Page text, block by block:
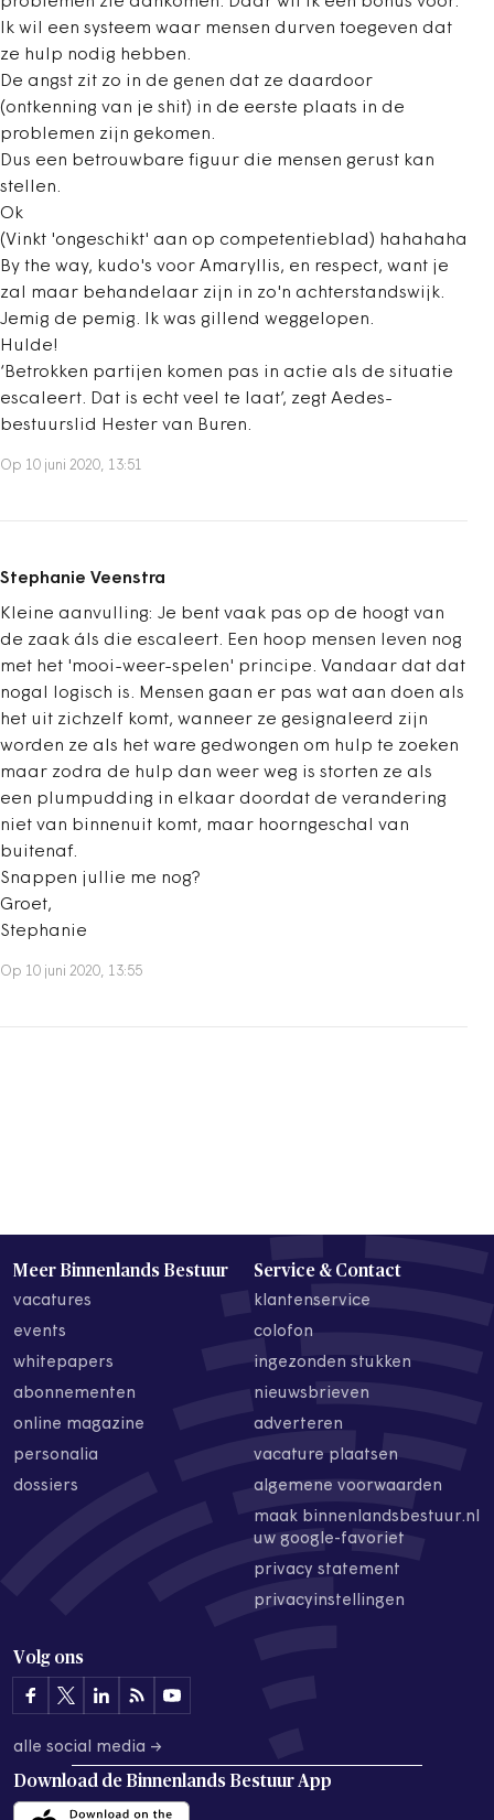
Ik wil een systeem waar mensen durven toegeven dat
ze hulp nodig hebben.
De angst zit zo in de genen dat ze daardoor
(ontkenning van je shit) in de eerste plaats in de
problemen zijn gekomen.
Dus een betrouwbare figuur die mensen gerust kan
stellen.
Ok
(Vinkt 'ongeschikt' aan op competentieblad) hahahaha
By the way, kudo's voor Amaryllis, en respect, want je
zal maar behandelaar zijn in zo'n achterstandswijk.
Jemig de pemig. Ik was gillend weggelopen.
Hulde!
‘Betrokken partijen komen pas in actie als de situatie
escaleert. Dat is echt veel te laat’, zegt Aedes-
bestuurslid Hester van Buren.
Op 10 juni 2020, 13:51
Stephanie Veenstra
Kleine aanvulling: Je bent vaak pas op de hoogt van
de zaak áls die escaleert. Een hoop mensen leven nog
met het 'mooi-weer-spelen' principe. Vandaar dat dat
nogal logisch is. Mensen gaan er pas wat aan doen als
het uit zichzelf komt, wanneer ze gesignaleerd zijn
worden ze als het ware gedwongen om hulp te zoeken
maar zodra de hulp dan weer weg is storten ze als
een plumpudding in elkaar doordat de verandering
niet van binnenuit komt, maar hoorngeschal van
buitenaf.
Snappen jullie me nog?
Groet,
Stephanie
Op 10 juni 2020, 13:55
Meer Binnenlands Bestuur
vacatures
events
whitepapers
abonnementen
online magazine
personalia
dossiers
Service & Contact
klantenservice
colofon
ingezonden stukken
nieuwsbrieven
adverteren
vacature plaatsen
algemene voorwaarden
maak binnenlandsbestuur.nl
uw google-favoriet
privacy statement
privacyinstellingen
Volg ons
alle social media →
Download de Binnenlands Bestuur App